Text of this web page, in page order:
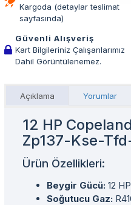
Kargoda (detaylar teslimat
sayfasında)
Güvenli Alışveriş
Kart Bilgileriniz Çalışanlarımız
Dahil Görüntülenemez.
Açıklama Yorumlar
12 HP
Zp137-Kse-
Ürün Özellikleri:
Beygir Gücü: 12 HP
Soğutucu Gaz: